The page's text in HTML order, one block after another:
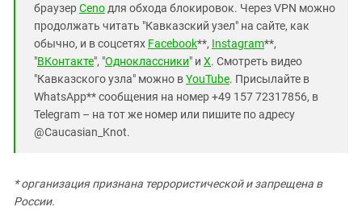
браузерCeno для обхода блокировок. Через VPN можно
продолжать читать "Кавказский узел" на сайте, как
обычно, и в соцсетях Facebook**, Instagram**,
"ВКонтакте", "Одноклассники" и X. Смотреть видео
"Кавказского узла" можно вYouTube. Присылайте в
WhatsApp** сообщения на номер +49 157 72317856, в
Telegram – на тот же номер или пишите по адресу
@Caucasian_Knot.
* организация признана террористической и запрещена в
России.